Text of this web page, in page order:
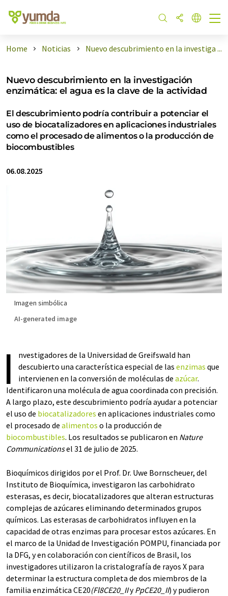
Home Noticias Nuevo descubrimiento en la investiga ...
Nuevo descubrimiento en la investigación
enzimática: el agua es la clave de la actividad
El descubrimiento podría contribuir a potenciar el
uso de biocatalizadores en aplicaciones industriales
como el procesado de alimentos o la producción de
biocombustibles
06.08.2025
Imagen simbólica
AI-generated image
I
nvestigadores de la Universidad de Greifswald han
descubierto una característica especial de las enzimas que
intervienen en la conversión de moléculas de azúcar.
Identificaron una molécula de agua coordinada con precisión.
A largo plazo, este descubrimiento podría ayudar a potenciar
el uso de biocatalizadores en aplicaciones industriales como
el procesado de alimentos o la producción de
biocombustibles. Los resultados se publicaron en Nature
Communicationsel 31 de julio de 2025.
Bioquímicos dirigidos por el Prof. Dr. Uwe Bornscheuer, del
Instituto de Bioquímica, investigaron las carbohidrato
esterasas, es decir, biocatalizadores que alteran estructuras
complejas de azúcares eliminando determinados grupos
químicos. Las esterasas de carbohidratos influyen en la
capacidad de otras enzimas para procesar estos azúcares. En
el marco de la Unidad de Investigación POMPU, financiada por
la DFG, y en colaboración con científicos de Brasil, los
investigadores utilizaron la cristalografía de rayos X para
determinar la estructura completa de dos miembros de la
familia enzimática CE20(Fl8CE20_IIyPpCE20_II) y pudieron